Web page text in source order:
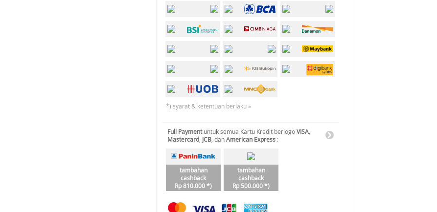
*) syarat & ketentuan berlaku »
Full Paymentuntuk semua Kartu Kredit berlogoVISA
Mastercard JCB , danAmerican Express :
tambahan
cashback
Rp 810.000 *)
tambahan
cashback
Rp 500.000 *)